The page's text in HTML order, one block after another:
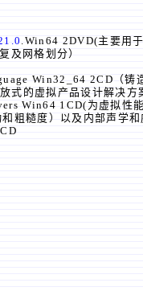
.Win64 2DVD(主要用
及网格划分）
Win32_64 2CD（铸
式的虚拟产品设计解决方
Win64 1CD(为虚拟性
以及内部声学和座